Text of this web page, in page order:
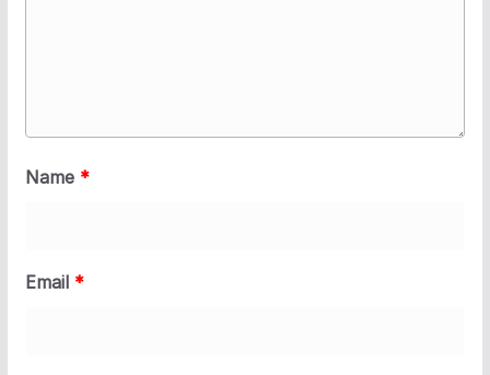
Name *
Email *